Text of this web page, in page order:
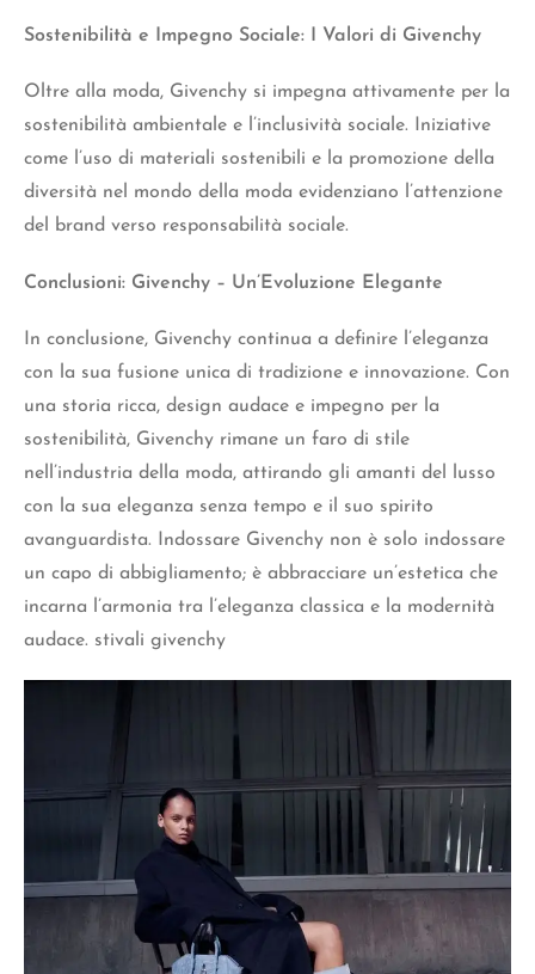
Sostenibilità e Impegno Sociale: I Valori di Givenchy
Oltre alla moda, Givenchy si impegna attivamente per la
sostenibilità ambientale e l’inclusività sociale. Iniziative
come l’uso di materiali sostenibili e la promozione della
diversità nel mondo della moda evidenziano l’attenzione
del brand verso responsabilità sociale.
Conclusioni: Givenchy – Un’Evoluzione Elegante
In conclusione, Givenchy continua a definire l’eleganza
con la sua fusione unica di tradizione e innovazione. Con
una storia ricca, design audace e impegno per la
sostenibilità, Givenchy rimane un faro di stile
nell’industria della moda, attirando gli amanti del lusso
con la sua eleganza senza tempo e il suo spirito
avanguardista. Indossare Givenchy non è solo indossare
un capo di abbigliamento; è abbracciare un’estetica che
incarna l’armonia tra l’eleganza classica e la modernità
audace. stivali givenchy